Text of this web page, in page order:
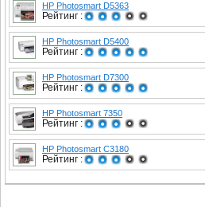
HP Photosmart D5363
Рейтинг :
HP Photosmart D5400
Рейтинг :
HP Photosmart D7300
Рейтинг :
HP Photosmart 7350
Рейтинг :
HP Photosmart C3180
Рейтинг :